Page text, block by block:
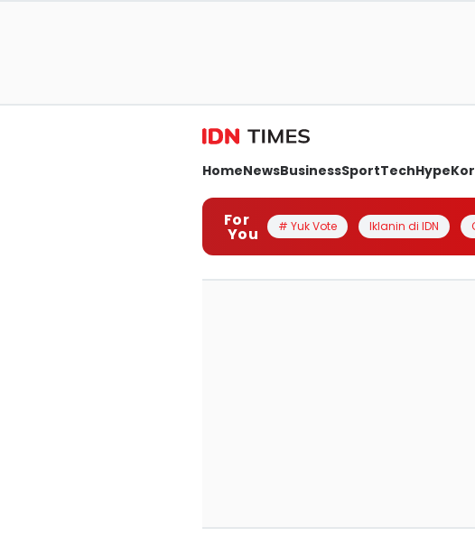
HomeNewsBusinessSportTechHype
For
You # Yuk Vote Iklanin di IDN